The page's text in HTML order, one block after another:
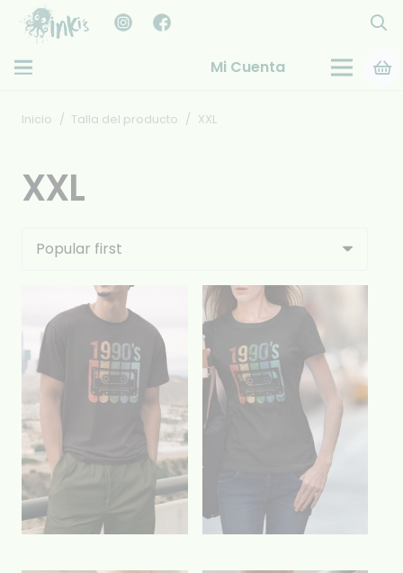
Mi Cuenta
Inicio / Talla del producto / XXL
XXL